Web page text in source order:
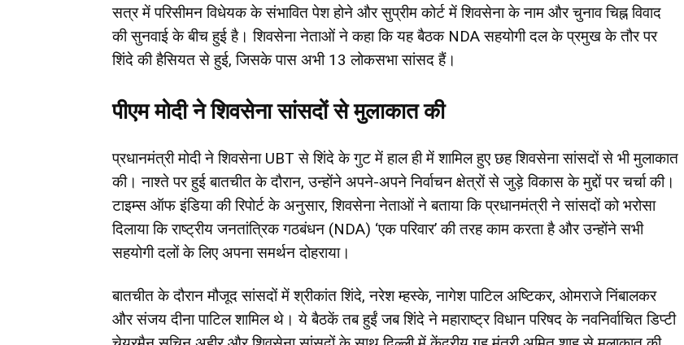
सत्र में परिसीमन विधेयक के संभावित पेश होने और सुप्रीम कोर्ट में शिवसेना के नाम और चुनाव चिह्न विवाद
की सुनवाई के बीच हुई है। शिवसेना नेताओं ने कहा कि यह बैठक NDA सहयोगी दल के प्रमुख के तौर पर
शिंदे की हैसियत से हुई, जिसके पास अभी 13 लोकसभा सांसद हैं।
पीएम मोदी ने शिवसेना सांसदों से मुलाकात की
प्रधानमंत्री मोदी ने शिवसेना UBT से शिंदे के गुट में हाल ही में शामिल हुए छह शिवसेना सांसदों से भी मुलाकात
की। नाश्ते पर हुई बातचीत के दौरान, उन्होंने अपने-अपने निर्वाचन क्षेत्रों से जुड़े विकास के मुद्दों पर चर्चा की।
टाइम्स ऑफ इंडिया की रिपोर्ट के अनुसार, शिवसेना नेताओं ने बताया कि प्रधानमंत्री ने सांसदों को भरोसा
दिलाया कि राष्ट्रीय जनतांत्रिक गठबंधन (NDA) ‘एक परिवार’ की तरह काम करता है और उन्होंने सभी
सहयोगी दलों के लिए अपना समर्थन दोहराया।
बातचीत के दौरान मौजूद सांसदों में श्रीकांत शिंदे, नरेश म्हस्के, नागेश पाटिल अष्टिकर, ओमराजे निंबालकर
और संजय दीना पाटिल शामिल थे। ये बैठकें तब हुईं जब शिंदे ने महाराष्ट्र विधान परिषद के नवनिर्वाचित डिप्टी